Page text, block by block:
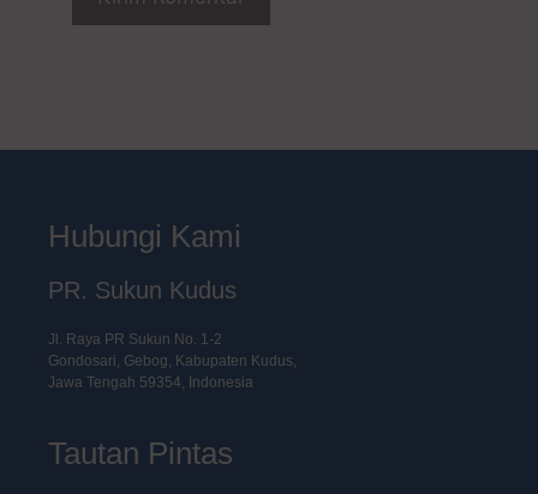
Hubungi Kami
PR. Sukun Kudus
Jl. Raya PR Sukun No. 1-2
Gondosari, Gebog, Kabupaten Kudus,
Jawa Tengah 59354, Indonesia
Tautan Pintas